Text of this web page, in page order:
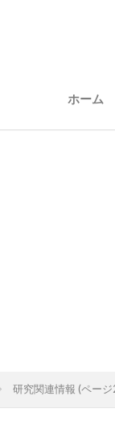
ホーム
研究関連情報 (ページ